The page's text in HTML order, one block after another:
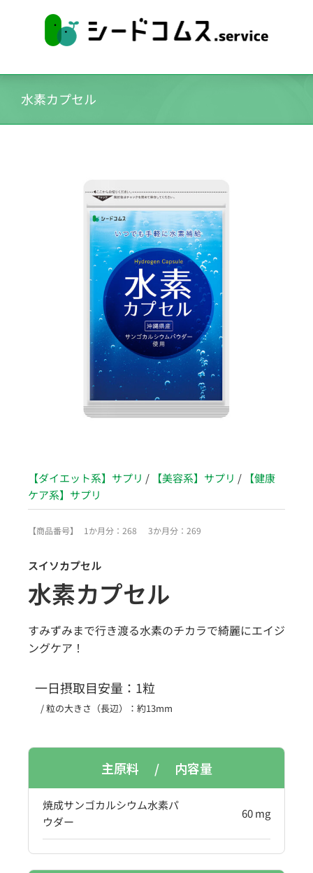
水素カプセル
【ダイエット系】サプリ / 【美容系】サプリ /
【健康
ケア系】サプリ
【商品番号】 1か月分：268 3か月分：269
スイソカプセル
水素カプセル
すみずみまで行き渡る水素のチカラで綺麗にエイジ
ングケア！
一日摂取目安量：1粒
/ 粒の大きさ（長辺）：約13mm
主原料 / 内容量
焼成サンゴカルシウム水素パ
ウダー
60 mg